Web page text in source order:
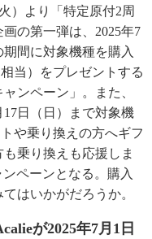
）より「特定原付2周
の第一弾は、2025年7
間に対象機種を購入
当）をプレゼントする
ンペーン」。また、
17日（日）まで対象機
や乗り換えの方へギフ
乗り換えも応援しま
ペーンとなる。購入
はいかがだろうか。
が2025年7月1日